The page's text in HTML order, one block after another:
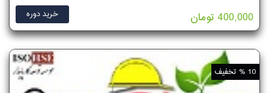
خرید دوره 400,000 تومان
10 % تخفیف